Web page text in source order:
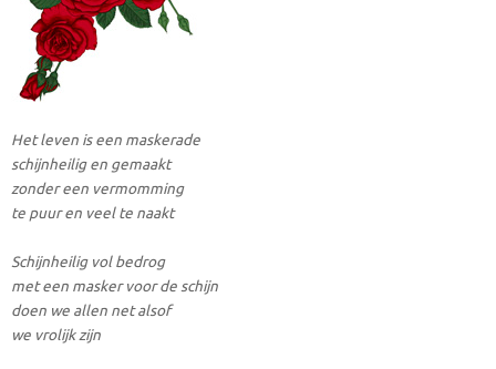
Het leven is een maskerade
schijnheilig en gemaakt
zonder een vermomming
te puur en veel te naakt
Schijnheilig vol bedrog
met een masker voor de schijn
doen we allen net alsof
we vrolijk zijn